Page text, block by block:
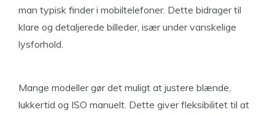
man typisk finder i mobiltelefoner. Dette bidrager til
klare og detaljerede billeder, især under vanskelige
lysforhold.
Mange modeller gør det muligt at justere blænde,
lukkertid og ISO manuelt. Dette giver fleksibilitet til at